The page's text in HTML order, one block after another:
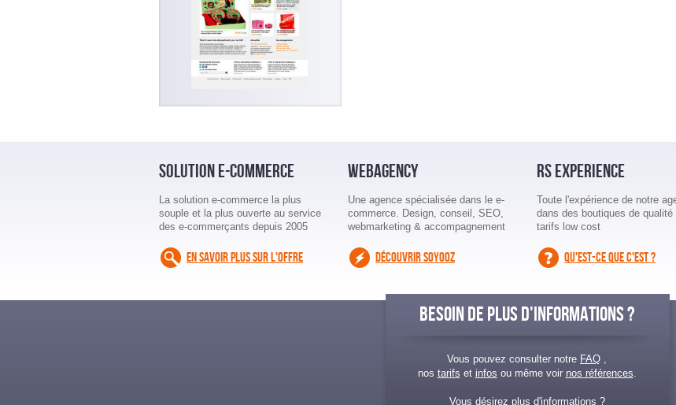
SOLUTION E-COMMERCE
La solution e-commerce la plus
souple et la plus ouverte au service
des e-commerçants depuis 2005
EN SAVOIR PLUS SUR L'OFFRE
WEBAGENCY
Une agence spécialisée dans le e-
commerce. Design, conseil, SEO,
webmarketing & accompagnement
DÉCOUVRIR SOYOOZ
RS EXPERIENCE
Toute l'expérience de notre
dans des boutiques de qualité
tarifs low cost
QU'EST-CE QUE C'EST ?
BESOIN DE PLUS D'INFORMATIONS ?
Vous pouvez consulter notre FAQ ,
nos tarifs et infos ou même voir nos références.
Vous désirez plus d'informations ?